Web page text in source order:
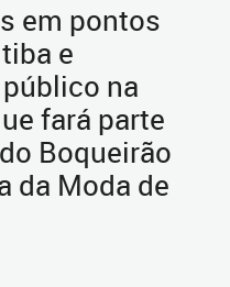
em pontos
e
na
fará parte
Boqueirão
da Moda de